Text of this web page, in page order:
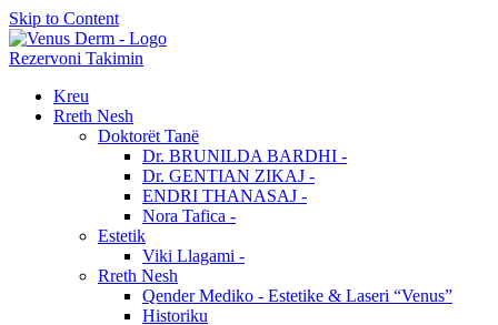
Skip to Content
Rezervoni Takimin
Kreu
Rreth Nesh
Doktorët Tanë
Dr. BRUNILDA BARDHI -
Dr. GENTIAN ZIKAJ -
ENDRI THANASAJ -
Nora Tafica -
Estetik
Viki Llagami -
Rreth Nesh
Qender Mediko - Estetike & Laseri “Venus”
Historiku